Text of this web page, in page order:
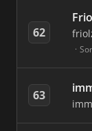
62
63